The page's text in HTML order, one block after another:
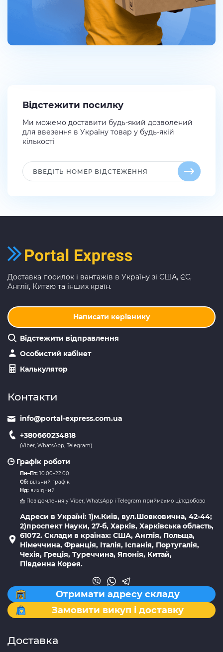
Відстежити посилку
Ми можемо доставити будь-який дозволений
для ввезення в Україну товар у будь-якій
кількості
Доставка посилок і вантажів в Україну зі США, ЄС,
Англії, Китаю та інших країн.
Написати керівнику
Відстежити відправлення
Особистий кабінет
Калькулятор
Контакти
info@portal-express.com.ua
+380660234818
(Viber, WhatsApp, Telegram)
🕒 Графік роботи
Пн–Пт: 10:00–22:00
Сб: вільний графік
Нд: вихідний
📩 Повідомлення у Viber, WhatsApp і Telegram приймаємо цілодобово
Адреси в Україні: 1)м.Київ, вул.Шовковична, 42-44;
2)проспект Науки, 27-б, Харків, Харківська область,
61072. Склади в країнах: США, Англія, Польща,
Німеччина, Франція, Італія, Іспанія, Португалія,
Чехія, Греція, Туреччина, Японія, Китай,
Південна Корея.
Отримати адресу складу
Замовити викуп і доставку
Доставка